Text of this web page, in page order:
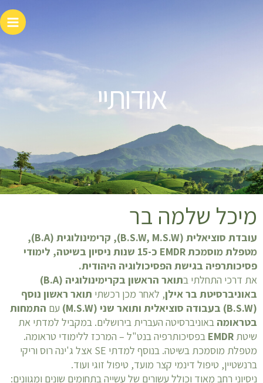
אודותיי
מיכל שלמה בר
עובדת סוציאלית (B.S.W, M.S.W), קרימינולוגית (B.A),
מטפלת מוסמכת EMDR כ-15 שנות ניסיון בשיטה, לימודי
פסיכותרפיה בגישת הפסיכולוגיה היהודית.
את דרכי התחלתי ב
תואר הראשון בקרימינולוגיה (B.A)
באוניברסיטת בר אילן, לאחר מכן רכשתי תואר ראשון נוסף
(B.S.W) בעבודה סוציאלית ותואר שני (M.S.W)
עם התמחות
בטראומה באוניברסיטה העברית בירושלים. במקביל למדתי את
שיטת EMDR בפסיכותרפיה בנט"ל – המרכז ללימודי טראומה.
מטפלת מוסמכת בשיטה. בנוסף למדתי SE אצל ג'ינה רוס וריקי
ברנשטיין, טיפול דינמי קצר מועד, טיפול זוגי ועוד.
ניסיוני רחב מאוד וכולל עשורים של עשייה בתחומים שונים ומגוונים: